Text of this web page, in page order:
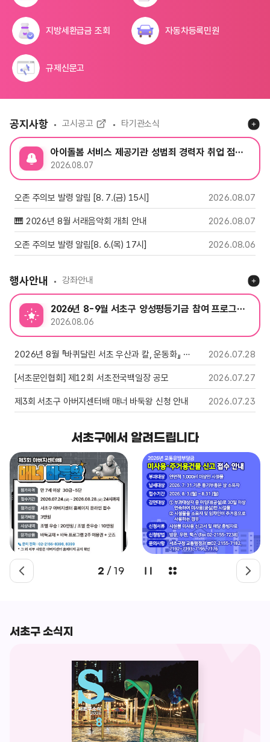
지방세환급금 조회 자동차등록민원
규제신문고
공지사항 고시공고 타기관소식
아이돌봄 서비스 제공기관 성범죄 경력자 취업 점검·확인 결과 공개
2026.08.07
오존 주의보 발령 알림 [8. 7.(금) 15시] 2026.08.07
🎹 2026년 8월 서래음악회 개최 안내 2026.08.07
오존 주의보 발령 알림[8. 6.(목) 17시] 2026.08.06
행사안내 강좌안내
2026년 8-9월 서초구 양성평등기금 참여 프로그램 안내
2026.08.06
2026년 8월 『바퀴달린 서초 우산과 칼, 운동화』 순회일정 안내 2026.07.28
[서초문인협회] 제12회 서초전국백일장 공모 2026.07.27
제3회 서초구 아버지센터배 매너 바둑왕 신청 안내 2026.07.23
서초구에서 알려드립니다
2 / 19
서초구 소식지